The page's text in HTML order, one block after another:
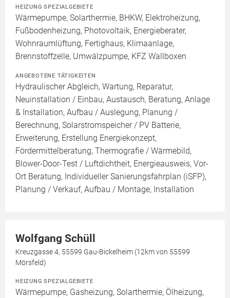
HEIZUNG SPEZIALGEBIETE
Wärmepumpe, Solarthermie, BHKW, Elektroheizung,
Fußbodenheizung, Photovoltaik, Energieberater,
Wohnraumlüftung, Fertighaus, Klimaanlage,
Brennstoffzelle, Umwälzpumpe, KFZ Wallboxen
ANGEBOTENE TÄTIGKEITEN
Hydraulischer Abgleich, Wartung, Reparatur,
Neuinstallation / Einbau, Austausch, Beratung, Anlage
& Installation, Aufbau / Auslegung, Planung /
Berechnung, Solarstromspeicher / PV Batterie,
Erweiterung, Erstellung Energiekonzept,
Fördermittelberatung, Thermografie / Wärmebild,
Blower-Door-Test / Luftdichtheit, Energieausweis, Vor-
Ort Beratung, Individueller Sanierungsfahrplan (iSFP),
Planung / Verkauf, Aufbau / Montage, Installation
Wolfgang Schüll
Kreuzgasse 4, 55599 Gau-Bickelheim (12km von 55599
Mörsfeld)
HEIZUNG SPEZIALGEBIETE
Wärmepumpe, Gasheizung, Solarthermie, Ölheizung,